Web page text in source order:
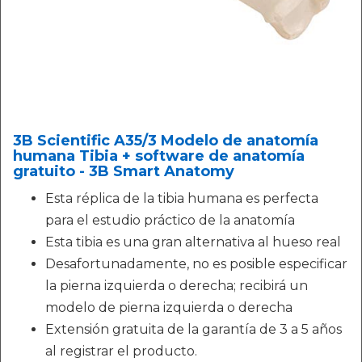
3B Scientific A35/3 Modelo de anatomía
humana Tibia + software de anatomía
gratuito - 3B Smart Anatomy
Esta réplica de la tibia humana es perfecta
para el estudio práctico de la anatomía
Esta tibia es una gran alternativa al hueso real
Desafortunadamente, no es posible especificar
la pierna izquierda o derecha; recibirá un
modelo de pierna izquierda o derecha
Extensión gratuita de la garantía de 3 a 5 años
al registrar el producto.